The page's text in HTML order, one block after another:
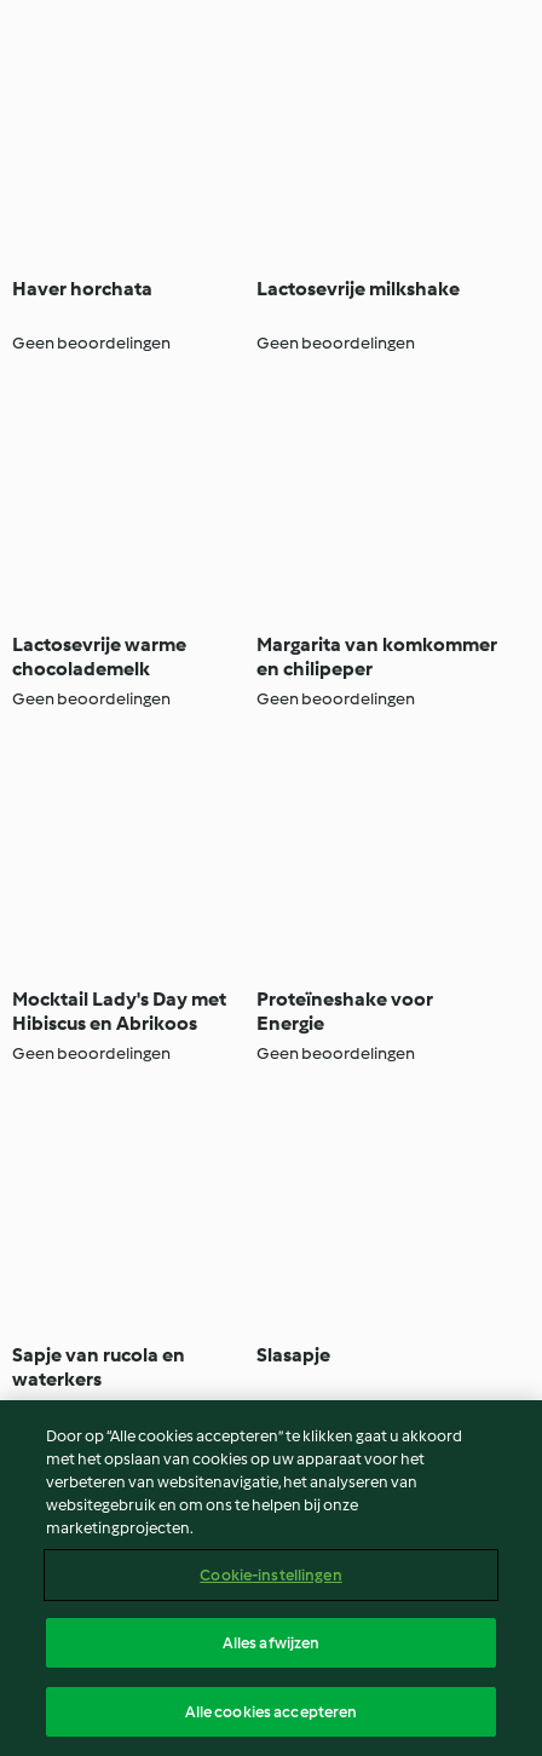
Haver horchata
Geen beoordelingen
Lactosevrije milkshake
Geen beoordelingen
Lactosevrije warme
chocolademelk
Geen beoordelingen
Margarita van komkommer
en chilipeper
Geen beoordelingen
Mocktail Lady's Day met
Hibiscus en Abrikoos
Geen beoordelingen
Proteïneshake voor
Energie
Geen beoordelingen
Sapje van rucola en
waterkers
Slasapje
Sojamelk en gestoomde
broodjes
Veen- en vlierbessen
punch
Door op “Alle cookies accepteren” te klikken gaat u akkoord
met het opslaan van cookies op uw apparaat voor het
verbeteren van websitenavigatie, het analyseren van
websitegebruik en om ons te helpen bij onze
marketingprojecten.
Cookie-instellingen
Alles afwijzen
Alle cookies accepteren